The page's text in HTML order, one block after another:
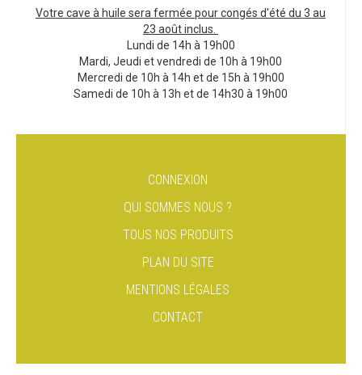
Votre cave à huile sera fermée pour congés d'été du 3 au
23 août inclus.
Lundi de 14h à 19h00
Mardi, Jeudi et vendredi de 10h à 19h00
Mercredi de 10h à 14h et de 15h à 19h00
Samedi de 10h à 13h et de 14h30 à 19h00
CONNEXION
QUI SOMMES NOUS ?
TOUS NOS PRODUITS
PLAN DU SITE
MENTIONS LÉGALES
CONTACT